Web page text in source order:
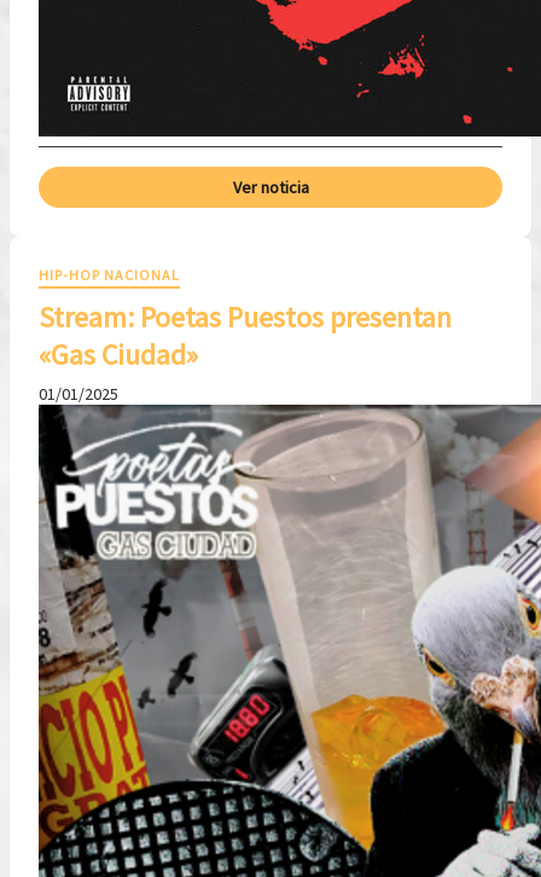
Ver noticia
HIP-HOP NACIONAL
Stream: Poetas Puestos presentan
«Gas Ciudad»
01/01/2025